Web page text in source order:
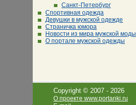
Санкт-Петербург
Спортивная одежда
Девушки в мужской одежде
Страничка юмора
Новости из мира мужской моды
О портале мужской одежды
Copyright © 2007 - 2026
О проекте www.portanki.ru